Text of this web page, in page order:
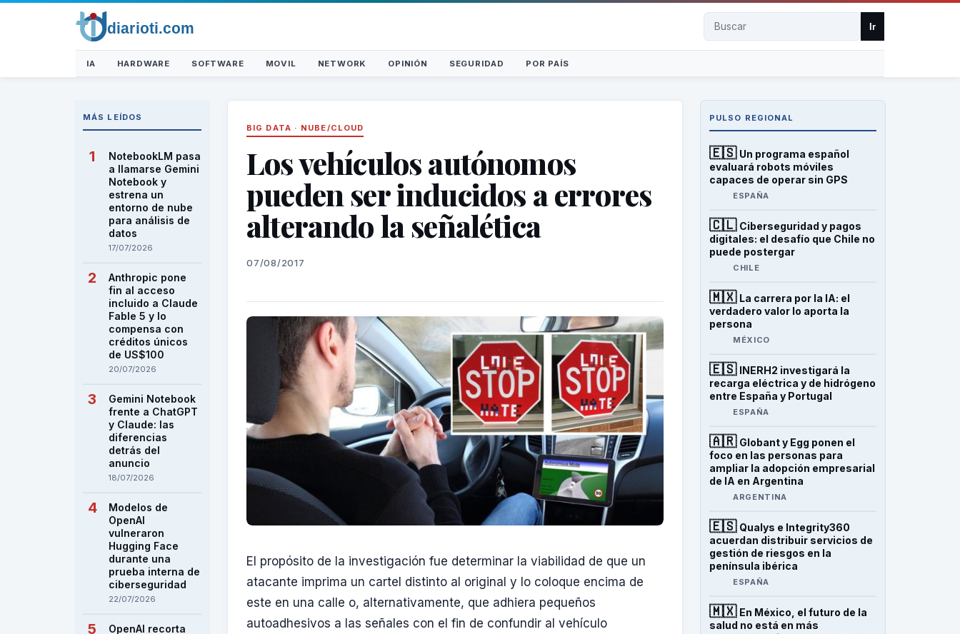
Buscar Ir
IA HARDWARE SOFTWARE MOVIL NETWORK OPINIÓN SEGURIDAD POR PAÍS
MÁS LEÍDOS
NotebookLM pasa
a llamarse Gemini
Notebook y
estrena un
entorno de nube
para análisis de
datos
17/07/2026
Anthropic pone
fin al acceso
incluido a Claude
Fable 5 y lo
compensa con
créditos únicos
de US$100
20/07/2026
Gemini Notebook
frente a ChatGPT
y Claude: las
diferencias
detrás del
anuncio
18/07/2026
Modelos de
OpenAI
vulneraron
Hugging Face
durante una
prueba interna de
ciberseguridad
22/07/2026
OpenAI recorta
BIG DATA · NUBE/CLOUD
Los vehículos autónomos
pueden ser inducidos a errores
alterando la señalética
07/08/2017
El propósito de la investigación fue determinar la viabilidad de que un
atacante imprima un cartel distinto al original y lo coloque encima de
este en una calle o, alternativamente, que adhiera pequeños
autoadhesivos a las señales con el fin de confundir al vehículo
PULSO REGIONAL
🇪🇸 Un programa español
evaluará robots móviles
capaces de operar sin GPS
ESPAÑA
🇨🇱 Ciberseguridad y pagos
digitales: el desafío que Chile no
puede postergar
CHILE
🇲🇽 La carrera por la IA: el
verdadero valor lo aporta la
persona
MÉXICO
🇪🇸 INERH2 investigará la
recarga eléctrica y de hidrógeno
entre España y Portugal
ESPAÑA
🇦🇷 Globant y Egg ponen el
foco en las personas para
ampliar la adopción empresarial
de IA en Argentina
ARGENTINA
🇪🇸 Qualys e Integrity360
acuerdan distribuir servicios de
gestión de riesgos en la
península ibérica
ESPAÑA
🇲🇽 En México, el futuro de la
salud no está en más